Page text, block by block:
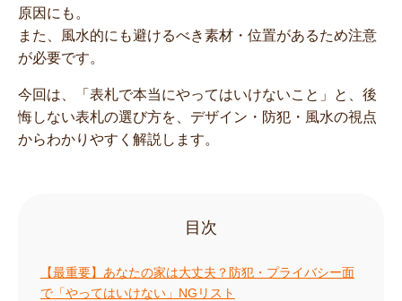
原因にも。
また、風水的にも避けるべき素材・位置があるため注意
が必要です。
今回は、「表札で本当にやってはいけないこと」と、後
悔しない表札の選び方を、デザイン・防犯・風水の視点
からわかりやすく解説します。
目次
【最重要】あなたの家は大丈夫？防犯・プライバシー面
で「やってはいけない」NGリスト